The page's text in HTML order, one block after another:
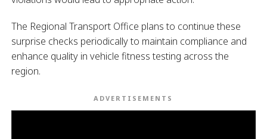
The Regional Transport Office plans to continue these
surprise checks periodically to maintain compliance and
enhance quality in vehicle fitness testing across the
region.
ADVERTISEMENTS